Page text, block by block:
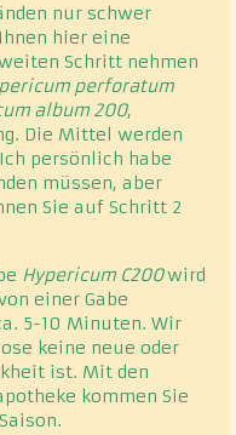
nur schwer
hier eine
Schritt nehmen
perforatum
album 200,
Die Mittel werden
persönlich habe
müssen, aber
Sie auf Schritt 2
Hypericum C200wird
einer Gabe
5-10 Minuten. Wir
keine neue oder
ist. Mit den
kommen Sie